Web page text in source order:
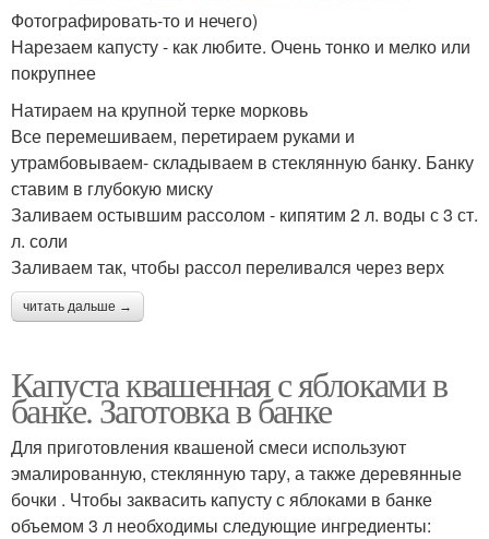
Фотографировать-то и нечего)
Нарезаем капусту - как любите. Очень тонко и мелко или
покрупнее
Натираем на крупной терке морковь
Все перемешиваем, перетираем руками и
утрамбовываем- складываем в стеклянную банку. Банку
ставим в глубокую миску
Заливаем остывшим рассолом - кипятим 2 л. воды с 3 ст.
л. соли
Заливаем так, чтобы рассол переливался через верх
читать дальше →
Капуста квашенная с яблоками в
банке. Заготовка в банке
Для приготовления квашеной смеси используют
эмалированную, стеклянную тару, а также деревянные
бочки . Чтобы заквасить капусту с яблоками в банке
объемом 3 л необходимы следующие ингредиенты: